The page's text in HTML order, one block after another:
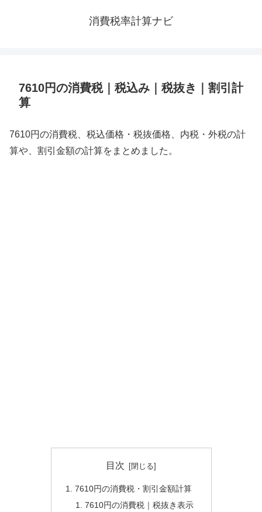
消費税率計算ナビ
7610円の消費税｜税込み｜税抜き｜割引計
算
7610円の消費税、税込価格・税抜価格、内税・外税の計
算や、割引金額の計算をまとめました。
目次
7610円の消費税・割引金額計算
7610円の消費税｜税抜き表示